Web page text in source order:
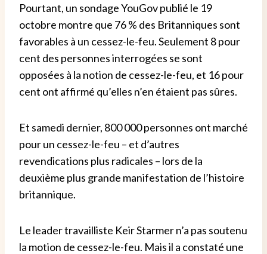
Pourtant, un sondage YouGov publié le 19
octobre montre que 76 % des Britanniques sont
favorables à un cessez-le-feu. Seulement 8 pour
cent des personnes interrogées se sont
opposées à la notion de cessez-le-feu, et 16 pour
cent ont affirmé qu’elles n’en étaient pas sûres.
Et samedi dernier, 800 000 personnes ont marché
pour un cessez-le-feu – et d’autres
revendications plus radicales – lors de la
deuxième plus grande manifestation de l’histoire
britannique.
Le leader travailliste Keir Starmer n’a pas soutenu
la motion de cessez-le-feu. Mais il a constaté une